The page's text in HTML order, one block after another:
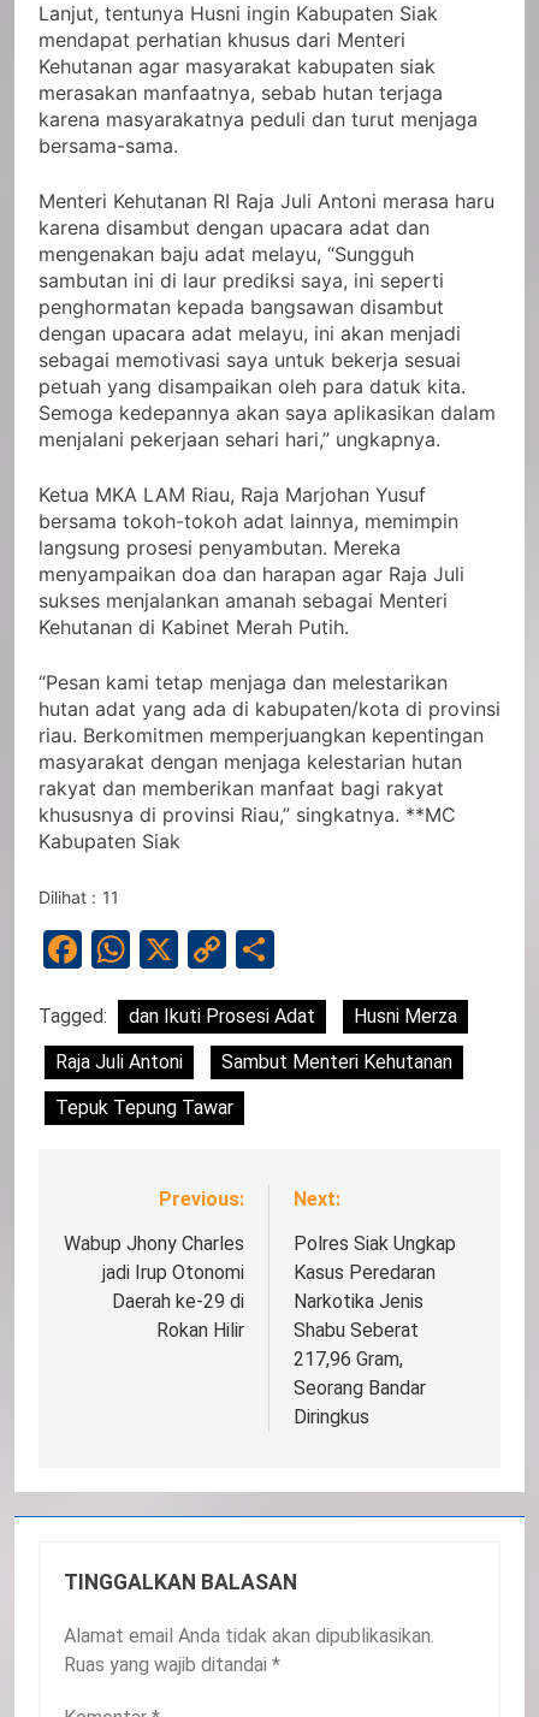
Lanjut, tentunya Husni ingin Kabupaten Siak
mendapat perhatian khusus dari Menteri
Kehutanan agar masyarakat kabupaten siak
merasakan manfaatnya, sebab hutan terjaga
karena masyarakatnya peduli dan turut menjaga
bersama-sama.
Menteri Kehutanan RI Raja Juli Antoni merasa haru
karena disambut dengan upacara adat dan
mengenakan baju adat melayu, “Sungguh
sambutan ini di laur prediksi saya, ini seperti
penghormatan kepada bangsawan disambut
dengan upacara adat melayu, ini akan menjadi
sebagai memotivasi saya untuk bekerja sesuai
petuah yang disampaikan oleh para datuk kita.
Semoga kedepannya akan saya aplikasikan dalam
menjalani pekerjaan sehari hari,” ungkapnya.
Ketua MKA LAM Riau, Raja Marjohan Yusuf
bersama tokoh-tokoh adat lainnya, memimpin
langsung prosesi penyambutan. Mereka
menyampaikan doa dan harapan agar Raja Juli
sukses menjalankan amanah sebagai Menteri
Kehutanan di Kabinet Merah Putih.
“Pesan kami tetap menjaga dan melestarikan
hutan adat yang ada di kabupaten/kota di provinsi
riau. Berkomitmen memperjuangkan kepentingan
masyarakat dengan menjaga kelestarian hutan
rakyat dan memberikan manfaat bagi rakyat
khususnya di provinsi Riau,” singkatnya. **MC
Kabupaten Siak
Dilihat : 11
Facebook
WhatsApp
X
Copy
Link
Tagged: dan Ikuti Prosesi Adat
Husni Merza
Raja Juli Antoni
Sambut Menteri Kehutanan
Tepuk Tepung Tawar
Navigasi
pos
Previous:
Wabup Jhony Charles
jadi Irup Otonomi
Daerah ke-29 di
Rokan Hilir
Next:
Polres Siak Ungkap
Kasus Peredaran
Narkotika Jenis
Shabu Seberat
217,96 Gram,
Seorang Bandar
Diringkus
TINGGALKAN BALASAN
Alamat email Anda tidak akan dipublikasikan.
Ruas yang wajib ditandai *